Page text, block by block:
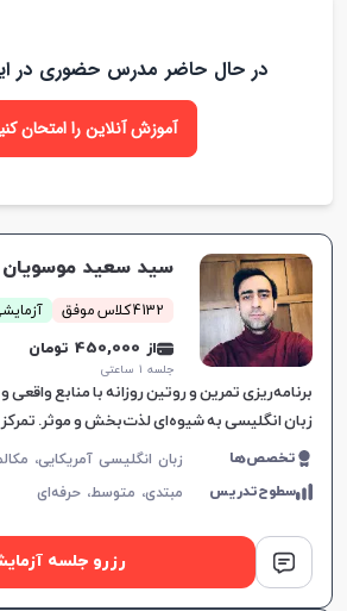
در حال حاضر مدرس حضوری در
آموزش آنلاین را امتحان
سید سعید موسویان
4132 کلاس موفق آزمایشی
از 450,000 تومان
جلسه ۱ ساعتی
برنامه‌ریزی تمرین و روتین روزانه با منابع واقعی
زبان انگلیسی به شیوه‌ای لذت‌بخش و موثر. تمرکز
در زندگی روزمره.
تخصص‌ها
سطوح‌تدریس مبتدی، متوسط،حرفه‌ای
رزرو جلسه